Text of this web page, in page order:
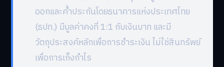
ออกและค้ำประกันโดยธนาคารแห่งประเทศไทย
(ธปท.) มีมูลค่าคงที่ 1:1 กับเงินบาท และมี
วัตถุประสงค์หลักเพื่อการชำระเงิน ไม่ใช่สินทรัพย์
เพื่อการเก็งกำไร